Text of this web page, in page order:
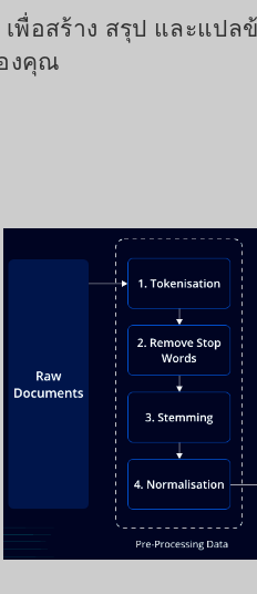
พื่อสร้าง สรุป และแปล
งคุณ